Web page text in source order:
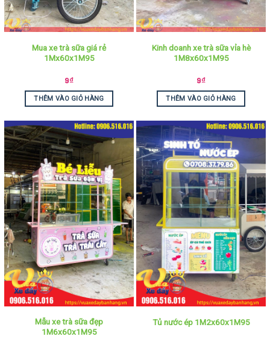
Mua xe trà sữa giá rẻ
1Mx60x1M95
9₫
THÊM VÀO GIỎ HÀNG
Kinh doanh xe trà sữa vỉa hè
1M8x60x1M95
9₫
THÊM VÀO GIỎ HÀNG
Mẫu xe trà sữa đẹp
1M6x60x1M95
Tủ nước ép 1M2x60x1M95